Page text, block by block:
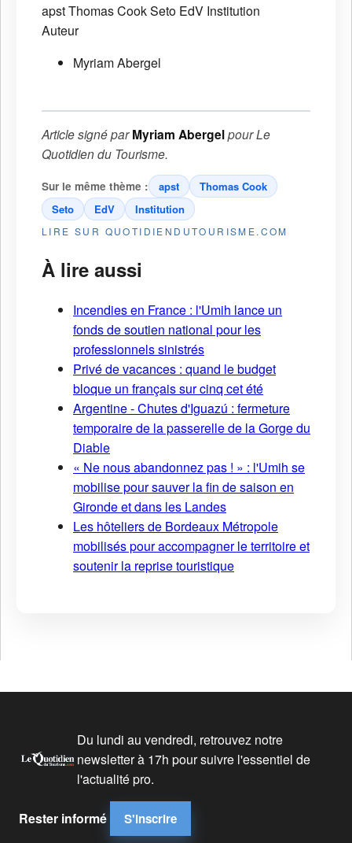
apstThomas CookSeto EdV Institution
Auteur
Myriam Abergel
Article signé parMyriam AbergelpourLe
Quotidien du Tourisme.
Sur le même thème : apst
Thomas Cook
Seto
EdV Institution
LIRE SUR QUOTIDIENDUTOURISME.COM
À lire aussi
Incendies en France : l'Umih lance un
fonds de soutien national pour les
professionnels sinistrés
Privé de vacances : quand le budget
bloque un français sur cinq cet été
Argentine - Chutes d'Iguazú : fermeture
temporaire de la passerelle de la Gorge du
Diable
« Ne nous abandonnez pas ! » : l'Umih se
mobilise pour sauver la fin de saison en
Gironde et dans les Landes
Les hôteliers de Bordeaux Métropole
mobilisés pour accompagner le territoire et
soutenir la reprise touristique
Du lundi au vendredi, retrouvez notre
newsletter à 17h pour suivre l'essentiel de
l'actualité pro.
Rester informé S'inscrire